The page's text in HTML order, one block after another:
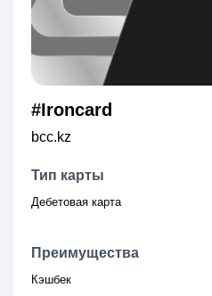
#Ironcard
bcc.kz
Тип карты
Дебетовая карта
Преимущества
Кэшбек